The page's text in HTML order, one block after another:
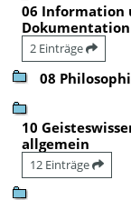
06 Information
Dokumentation
2 Einträge
08
10
allgemein
12 Einträge